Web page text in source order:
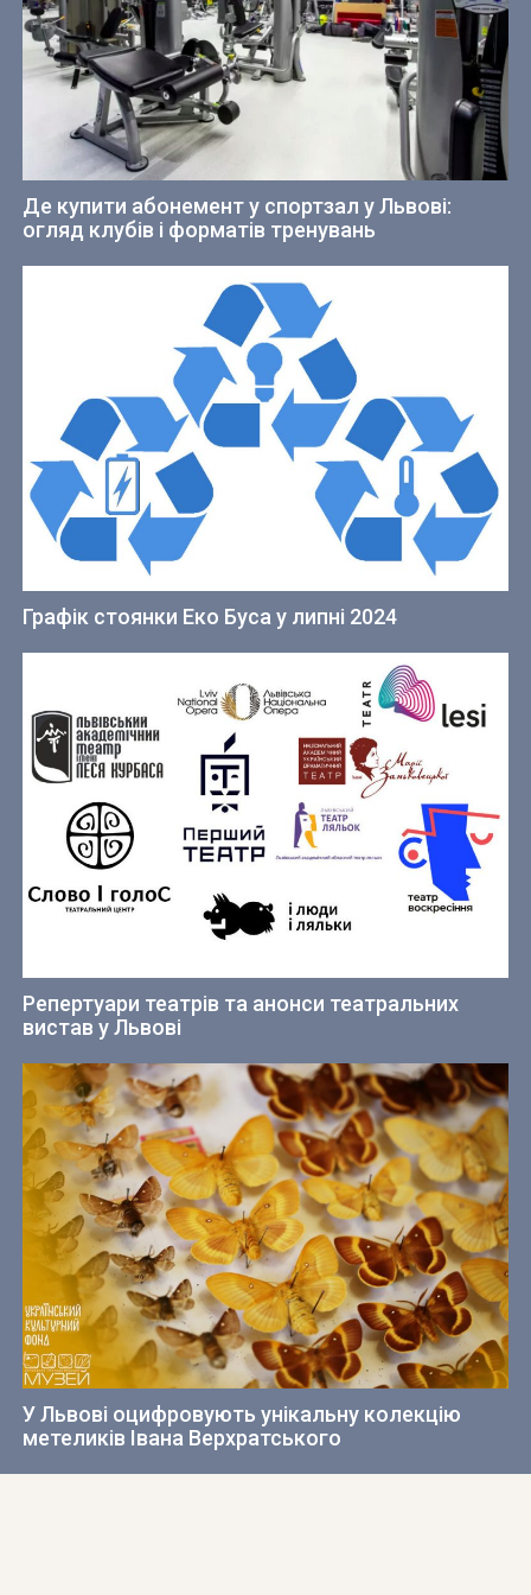
Де купити абонемент у спортзал у Львові:
огляд клубів і форматів тренувань
Графік стоянки Еко Буса у липні 2024
Репертуари театрів та анонси театральних
вистав у Львові
У Львові оцифровують унікальну колекцію
метеликів Івана Верхратського